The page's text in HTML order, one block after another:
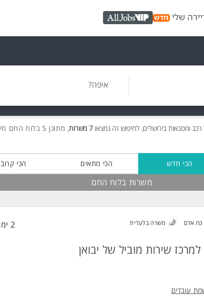
שלי AllJobs VIP
איפה?
רכב ומכונאות בירושלים, לחיפוש זה נמצאו7 משרות , מתוכן 5 בלוח החם חינם!
הכי חדש הכי מתאים הכי קרוב
משרות בלוח החם
אדם משרה בלעדית 2 ימים
שירות מוביל של יבואן
עובדים